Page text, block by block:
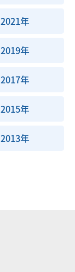
2021年
2019年
2017年
2015年
2013年